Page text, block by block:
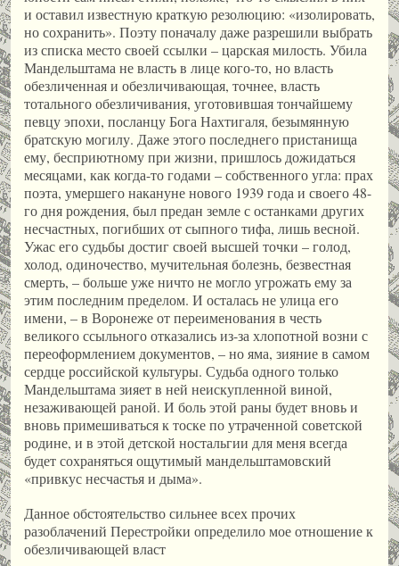
и оставил известную краткую резолюцию: «изолировать,
но сохранить». Поэту поначалу даже разрешили выбрать
из списка место своей ссылки – царская милость. Убила
Мандельштама не власть в лице кого-то, но власть
обезличенная и обезличивающая, точнее, власть
тотального обезличивания, уготовившая тончайшему
певцу эпохи, посланцу Бога Нахтигаля, безымянную
братскую могилу. Даже этого последнего пристанища
ему, бесприютному при жизни, пришлось дожидаться
месяцами, как когда-то годами – собственного угла: прах
поэта, умершего накануне нового 1939 года и своего 48-
го дня рождения, был предан земле с останками других
несчастных, погибших от сыпного тифа, лишь весной.
Ужас его судьбы достиг своей высшей точки – голод,
холод, одиночество, мучительная болезнь, безвестная
смерть, – больше уже ничто не могло угрожать ему за
этим последним пределом. И осталась не улица его
имени, – в Воронеже от переименования в честь
великого ссыльного отказались из-за хлопотной возни с
переоформлением документов, – но яма, зияние в самом
сердце российской культуры. Судьба одного только
Мандельштама зияет в ней неискупленной виной,
незаживающей раной. И боль этой раны будет вновь и
вновь примешиваться к тоске по утраченной советской
родине, и в этой детской ностальгии для меня всегда
будет сохраняться ощутимый мандельштамовский
«привкус несчастья и дыма».
Данное обстоятельство сильнее всех прочих
разоблачений Перестройки определило мое отношение к
обезличивающей власт